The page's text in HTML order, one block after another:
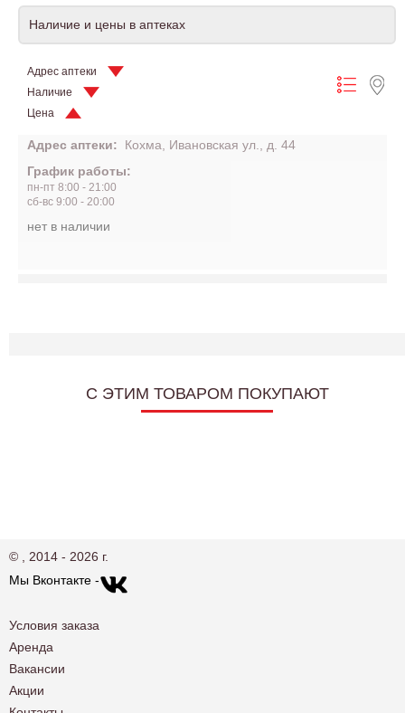
Наличие и цены в аптеках
Адрес аптеки
Наличие
Цена
Адрес аптеки:
Кохма, Ивановская ул., д. 44
График работы:
пн-пт 8:00 - 21:00
сб-вс 9:00 - 20:00
нет в наличии
C ЭТИМ ТОВАРОМ ПОКУПАЮТ
© , 2014 - 2026 г.
Мы Вконтакте -
Условия заказа
Аренда
Вакансии
Акции